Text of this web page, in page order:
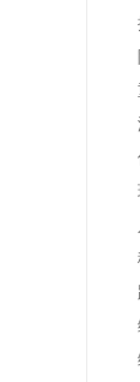
提
降
重
游
伤
玩
人
移
跳
编
编